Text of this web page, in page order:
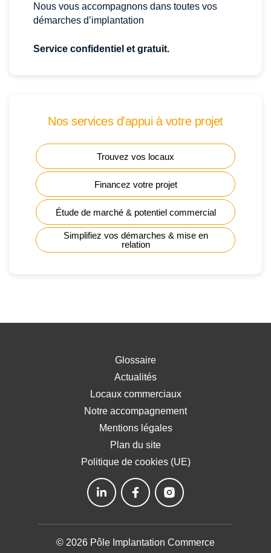
Nous vous accompagnons dans toutes vos
démarches d’implantation
Service confidentiel et gratuit.
Nos services d'appui à votre projet
Trouvez vos locaux
Financez votre projet
Étude de marché & potentiel commercial
Simplifiez vos démarches & mise en
relation
Glossaire
Actualités
Locaux commerciaux
Notre accompagnement
Mentions légales
Plan du site
Politique de cookies (UE)
© 2026 Pôle Implantation Commerce